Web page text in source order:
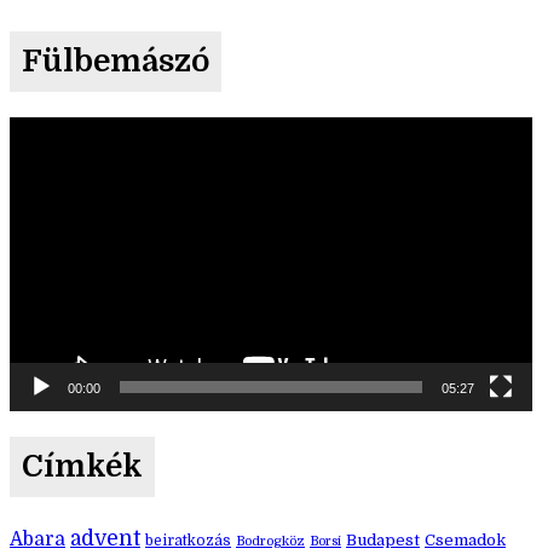
Fülbemászó
00:00 05:27
Címkék
Abara advent beiratkozás Bodrogköz Borsi Budapest Csemadok